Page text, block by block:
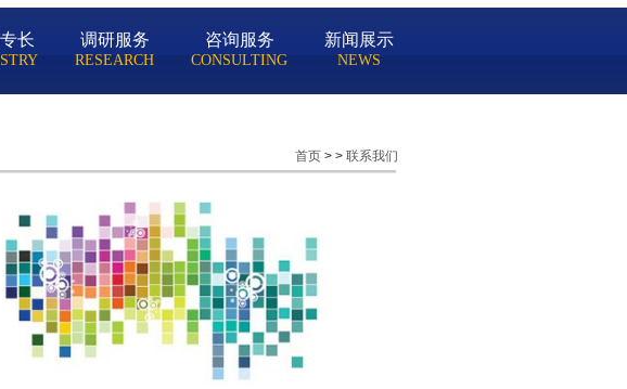
长 调研服务
RESEARCH
咨询服务
CONSULTING
新闻展示
NEWS
首页 > > 联系我们